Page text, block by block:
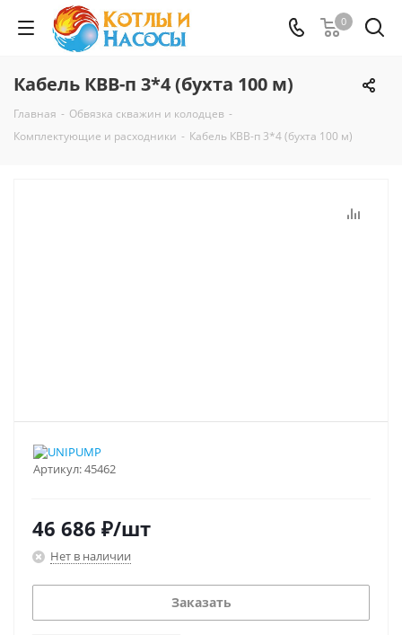
0
Кабель КВВ-п 3*4 (бухта 100 м)
Главная - Обвязка скважин и колодцев -
Комплектующие и расходники - Кабель КВВ-п 3*4 (бухта 100 м)
Артикул:45462
46 686 ₽/шт
Нет в наличии
Заказать